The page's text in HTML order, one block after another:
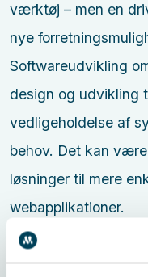
værktøj – men en
nye
Softwareudvikling
design og udvikling
vedligeholdelse af
behov. Det kan
løsninger til mere
webapplikationer.